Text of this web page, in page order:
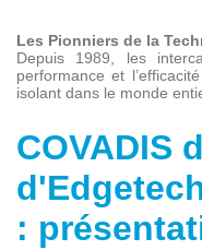
Les Pionniers de la
Depuis 1989, les
performance et
isolant dans le monde
COVADIS
: